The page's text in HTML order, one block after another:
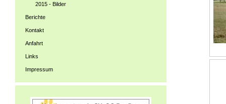
2015 - Bilder
Berichte
Kontakt
Anfahrt
Links
Impressum